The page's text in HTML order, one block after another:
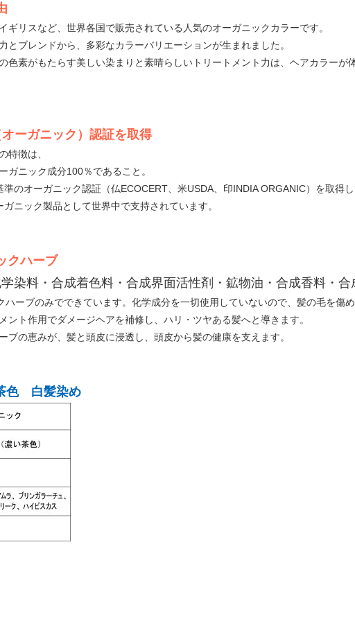
ギリスなど、世界各国で販売されている人気のオーガニックカラーです。
とブレンドから、多彩なカラーバリエーションが生まれました。
色素がもたらす美しい染まりと素晴らしいトリートメント力は、ヘアカラーが
ーガニック）認証を取得
特徴は、
ガニック成分100％であること。
のオーガニック認証（仏ECOCERT、米USDA、印INDIA ORGANIC）を取得し
ニック製品として世界中で支持されています。
クハーブ
染料・合成着色料・合成界面活性剤・鉱物油・合成香料・
ーブのみでできています。化学成分を一切使用していないので、髪の毛を傷
ント作用でダメージヘアを補修し、ハリ・ツヤある髪へと導きます。
ブの恵みが、髪と頭皮に浸透し、頭皮から髪の健康を支えます。
色 白髪染め